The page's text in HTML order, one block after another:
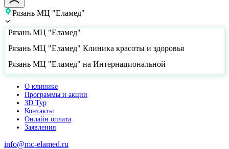
Рязань МЦ "Еламед"
Рязань МЦ "Еламед"
Рязань МЦ "Еламед" Клиника красоты и здоровья
Рязань МЦ "Еламед" на Интернациональной
О клинике
Программы и акции
3D Тур
Контакты
Онлайн оплата
Заявления
info@mc-elamed.ru